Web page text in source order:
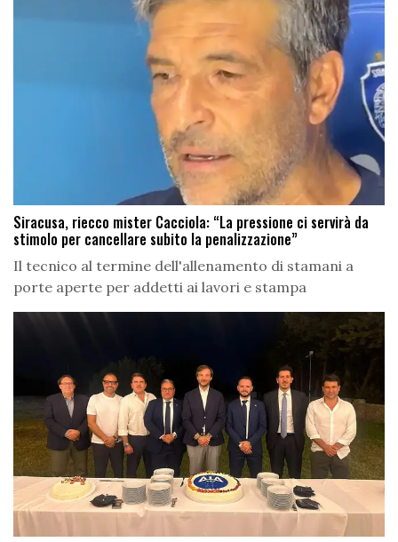
Siracusa, riecco mister Cacciola: “La pressione ci servirà da
stimolo per cancellare subito la penalizzazione”
Il tecnico al termine dell'allenamento di stamani a
porte aperte per addetti ai lavori e stampa